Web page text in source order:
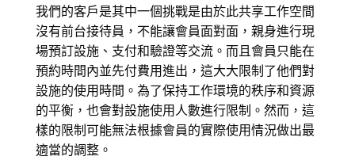
我們的客戶是其中一個挑戰是由於此共享工作空間
沒有前台接待員，不能讓會員面對面，親身進行現
場預訂設施、支付和驗證等交流。而且會員只能在
預約時間內並先付費用進出，這大大限制了他們對
設施的使用時間。為了保持工作環境的秩序和資源
的平衡，也會對設施使用人數進行限制。然而，這
樣的限制可能無法根據會員的實際使用情況做出最
適當的調整。